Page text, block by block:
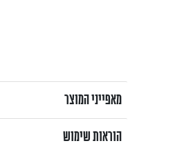
מאפייני המוצר
הוראות שימוש